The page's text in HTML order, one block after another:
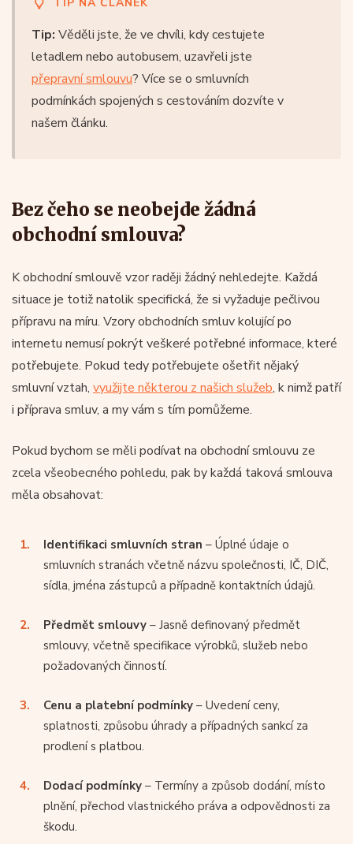
Tip: Věděli jste, že ve chvíli, kdy cestujete
letadlem nebo autobusem, uzavřeli jste
přepravní smlouvu? Více se o smluvních
podmínkách spojených s cestováním dozvíte v
našem článku.
Bez čeho se neobejde žádná
obchodní smlouva?
K obchodní smlouvě vzor raději žádný nehledejte. Každá
situace je totiž natolik specifická, že si vyžaduje pečlivou
přípravu na míru. Vzory obchodních smluv kolující po
internetu nemusí pokrýt veškeré potřebné informace, které
potřebujete. Pokud tedy potřebujete ošetřit nějaký
smluvní vztah, využijte některou z našich služeb, k nimž patří
i příprava smluv, a my vám s tím pomůžeme.
Pokud bychom se měli podívat na obchodní smlouvu ze
zcela všeobecného pohledu, pak by každá taková smlouva
měla obsahovat:
Identifikaci smluvních stran – Úplné údaje o
smluvních stranách včetně názvu společnosti, IČ, DIČ,
sídla, jména zástupců a případně kontaktních údajů.
Předmět smlouvy – Jasně definovaný předmět
smlouvy, včetně specifikace výrobků, služeb nebo
požadovaných činností.
Cenu a platební podmínky – Uvedení ceny,
splatnosti, způsobu úhrady a případných sankcí za
prodlení s platbou.
Dodací podmínky – Termíny a způsob dodání, místo
plnění, přechod vlastnického práva a odpovědnosti za
škodu.